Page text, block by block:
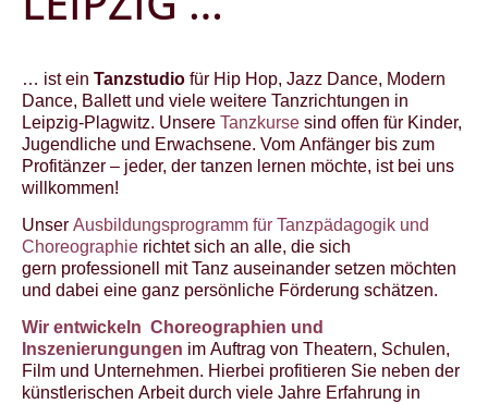
… ist ein Tanzstudio für Hip Hop, Jazz Dance, Modern
Dance, Ballett und viele weitere Tanzrichtungen in
Leipzig-Plagwitz. Unsere Tanzkurse sind offen für Kinder,
Jugendliche und Erwachsene. Vom Anfänger bis zum
Profitänzer – jeder, der tanzen lernen möchte, ist bei uns
willkommen!
Unser Ausbildungsprogramm für Tanzpädagogik und
Choreographie richtet sich an alle, die sich
gern professionell mit Tanz auseinander setzen möchten
und dabei eine ganz persönliche Förderung schätzen.
Wir entwickeln Choreographien und
Inszenierungungen im Auftrag von Theatern, Schulen,
Film und Unternehmen. Hierbei profitieren Sie neben der
künstlerischen Arbeit durch viele Jahre Erfahrung in